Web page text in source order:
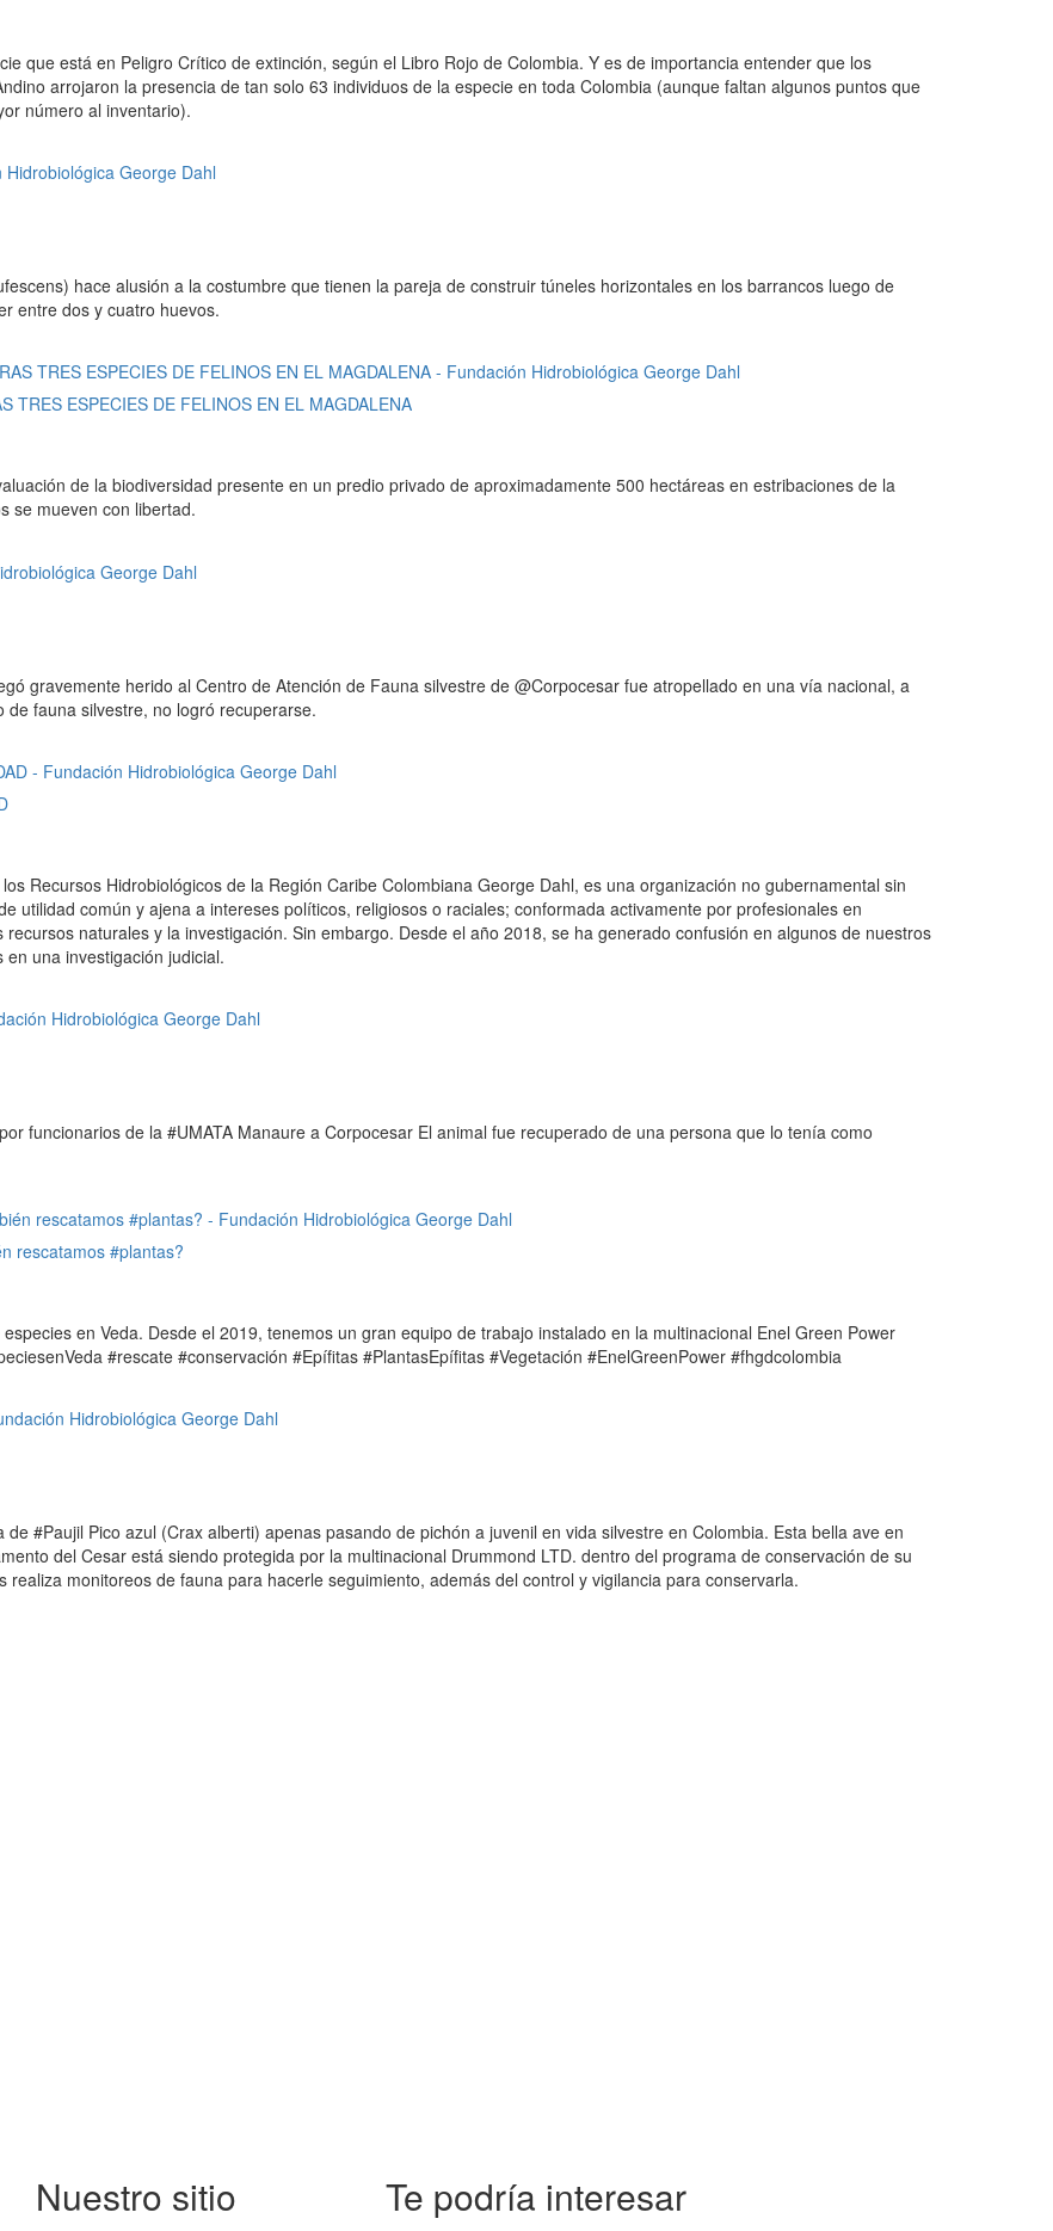
que está en Peligro Crítico de extinción, según el Libro Rojo de Colombia. Y es de importancia entender que los
arrojaron la presencia de tan solo 63 individuos de la especie en toda Colombia (aunque faltan algunos puntos que
número al inventario).
hace alusión a la costumbre que tienen la pareja de construir túneles horizontales en los barrancos luego de
entre dos y cuatro huevos.
TRES ESPECIES DE FELINOS EN EL MAGDALENA
de la biodiversidad presente en un predio privado de aproximadamente 500 hectáreas en estribaciones de la
se mueven con libertad.
gravemente herido al Centro de Atención de Fauna silvestre de @Corpocesar fue atropellado en una vía nacional, a
fauna silvestre, no logró recuperarse.
Recursos Hidrobiológicos de la Región Caribe Colombiana George Dahl, es una organización no gubernamental sin
utilidad común y ajena a intereses políticos, religiosos o raciales; conformada activamente por profesionales en
naturales y la investigación. Sin embargo. Desde el año 2018, se ha generado confusión en algunos de nuestros
una investigación judicial.
funcionarios de la #UMATA Manaure a Corpocesar El animal fue recuperado de una persona que lo tenía como
rescatamos #plantas?
en Veda. Desde el 2019, tenemos un gran equipo de trabajo instalado en la multinacional Enel Green Power
#rescate #conservación #Epífitas #PlantasEpífitas #Vegetación #EnelGreenPower #fhgdcolombia
#Paujil Pico azul (Crax alberti) apenas pasando de pichón a juvenil en vida silvestre en Colombia. Esta bella ave en
del Cesar está siendo protegida por la multinacional Drummond LTD. dentro del programa de conservación de su
realiza monitoreos de fauna para hacerle seguimiento, además del control y vigilancia para conservarla.
Nuestro sitio Te podría interesar